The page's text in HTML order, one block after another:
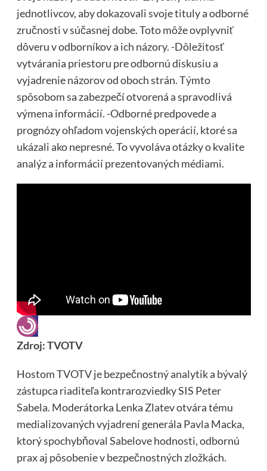
jednotlivcov, aby dokazovali svoje tituly a odborné
zručnosti v súčasnej dobe. Toto môže ovplyvniť
dôveru v odborníkov a ich názory. -Dôležitosť
vytvárania priestoru pre odbornú diskusiu a
vyjadrenie názorov od oboch strán. Týmto
spôsobom sa zabezpečí otvorená a spravodlivá
výmena informácií. -Odborné predpovede a
prognózy ohľadom vojenských operácií, ktoré sa
ukázali ako nepresné. To vyvoláva otázky o kvalite
analýz a informácií prezentovaných médiami.
Zdroj: TVOTV
Hostom TVOTV je bezpečnostný analytik a bývalý
zástupca riaditeľa kontrarozviedky SIS Peter
Sabela. Moderátorka Lenka Zlatev otvára tému
medializovaných vyjadrení generála Pavla Macka,
ktorý spochybňoval Sabelove hodnosti, odbornú
prax aj pôsobenie v bezpečnostných zložkách.